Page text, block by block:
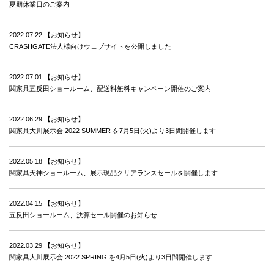
夏期休業日のご案内
2022.07.22
【お知らせ】
CRASHGATE法人様向けウェブサイトを公開しました
2022.07.01
【お知らせ】
関家具五反田ショールーム、配送料無料キャンペーン開催のご案内
2022.06.29
【お知らせ】
関家具大川展示会 2022 SUMMER を7月5日(火)より3日間開催します
2022.05.18
【お知らせ】
関家具天神ショールーム、展示現品クリアランスセールを開催します
2022.04.15
【お知らせ】
五反田ショールーム、決算セール開催のお知らせ
2022.03.29
【お知らせ】
関家具大川展示会 2022 SPRING を4月5日(火)より3日間開催します